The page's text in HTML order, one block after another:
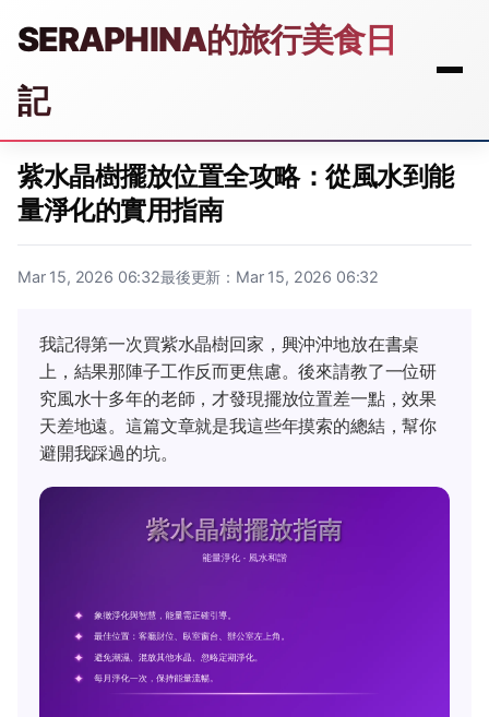
SERAPHINA的旅行美食日
記
紫水晶樹擺放位置全攻略：從風水到能
量淨化的實用指南
Mar 15, 2026 06:32最後更新：Mar 15, 2026 06:32
我記得第一次買紫水晶樹回家，興沖沖地放在書桌
上，結果那陣子工作反而更焦慮。後來請教了一位研
究風水十多年的老師，才發現擺放位置差一點，效果
天差地遠。這篇文章就是我這些年摸索的總結，幫你
避開我踩過的坑。